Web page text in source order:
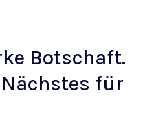
Botschaft.
für